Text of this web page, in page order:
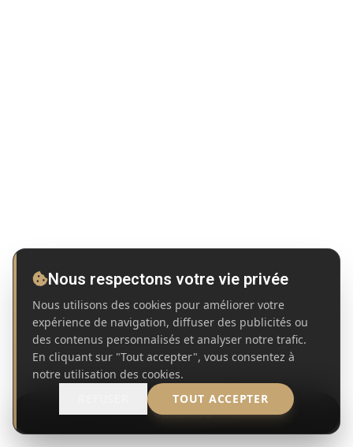
Propriétés
Nous respectons votre vie privée
Nous utilisons des cookies pour améliorer votre
expérience de navigation, diffuser des publicités ou
des contenus personnalisés et analyser notre trafic.
En cliquant sur "Tout accepter", vous consentez à
notre utilisation des cookies.
TOUT ACCEPTER